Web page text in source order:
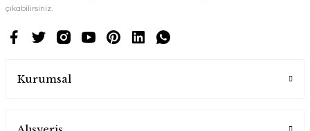
çıkabilirsiniz.
Kurumsal